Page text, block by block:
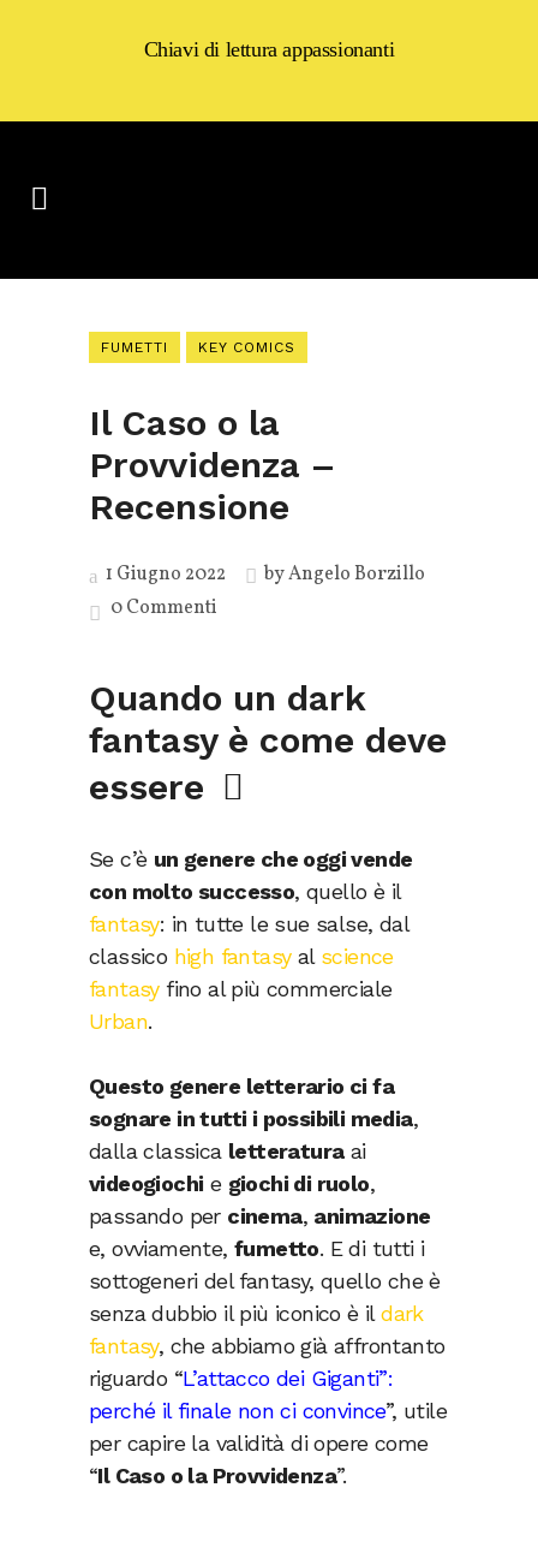
Chiavi di lettura appassionanti
FUMETTI KEY COMICS
Il Caso o la
Provvidenza –
Recensione
1 Giugno 2022 byAngelo Borzillo
0 Commenti
Quando un dark
fantasy è come deve
essere
Se c’è un genere che oggi vende
con molto successo, quello è il
fantasy: in tutte le sue salse, dal
classico high fantasyal science
fantasyfino al più commerciale
Urban.
Questo genere letterario ci fa
sognare in tutti i possibili media,
dalla classica letteraturaai
videogiochi e giochi di ruolo,
passando per cinema, animazione
e, ovviamente,fumetto. E di tutti i
sottogeneri del fantasy, quello che è
senza dubbio il più iconico è ildark
fantasy, che abbiamo già affrontanto
riguardo “L’attacco dei Giganti”:
perché il finale non ci convince”, utile
per capire la validità di opere come
“Il Caso o la Provvidenza”.